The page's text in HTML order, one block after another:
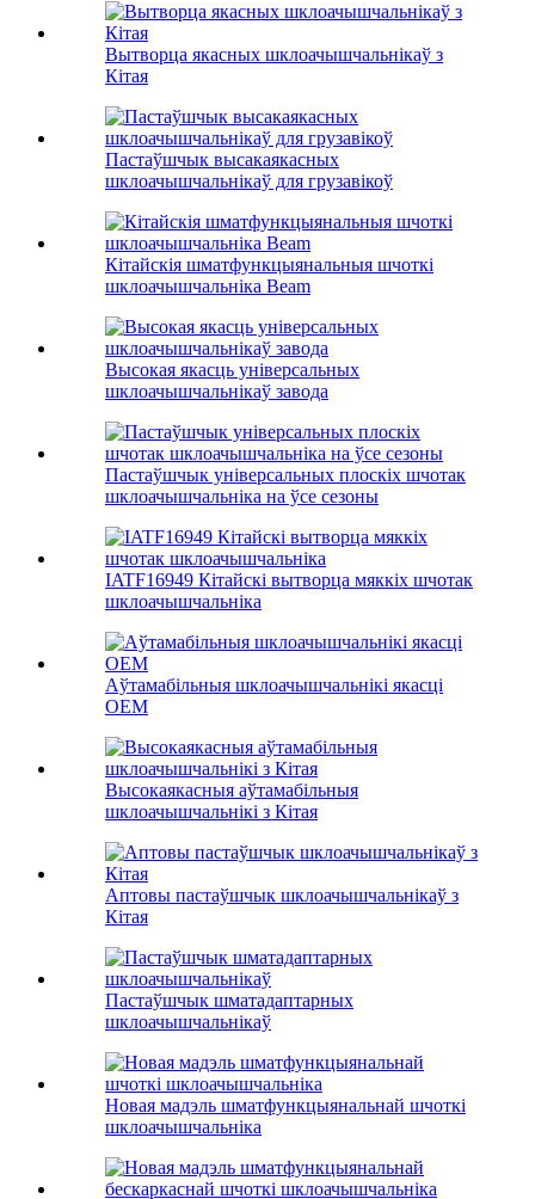
Вытворца якасных шклоачышчальнікаў з
Кітая
Пастаўшчык высакаякасных
шклоачышчальнікаў для грузавікоў
Кітайскія шматфункцыянальныя шчоткі
шклоачышчальніка Beam
Высокая якасць універсальных
шклоачышчальнікаў завода
Пастаўшчык універсальных плоскіх шчотак
шклоачышчальніка на ўсе сезоны
IATF16949 Кітайскі вытворца мяккіх шчотак
шклоачышчальніка
Аўтамабільныя шклоачышчальнікі якасці
OEM
Высокаякасныя аўтамабільныя
шклоачышчальнікі з Кітая
Аптовы пастаўшчык шклоачышчальнікаў з
Кітая
Пастаўшчык шматадаптарных
шклоачышчальнікаў
Новая мадэль шматфункцыянальнай шчоткі
шклоачышчальніка